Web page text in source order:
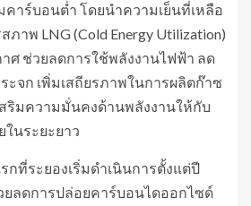
าร์บอนต่ำ โดยนำความเย็นที่เหลือ
าพ LNG (Cold Energy Utilization)
ศ ช่วยลดการใช้พลังงานไฟฟ้า ลด
ะจก เพิ่มเสถียรภาพในการผลิตก๊าซ
ริมความมั่นคงด้านพลังงานให้กับ
นระยะยาว
กที่ระยองเริ่มดำเนินการตั้งแต่ปี
ยลดการปล่อยคาร์บอนไดออกไซด์